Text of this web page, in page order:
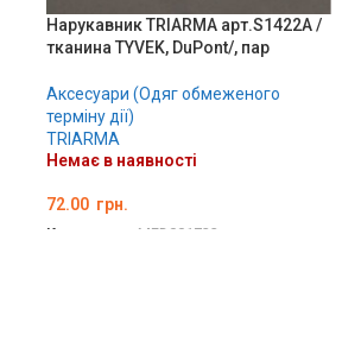
Нарукавник TRIARMA арт.S1422A /
тканина TYVEK, DuPont/, пар
Аксесуари (Одяг обмеженого
терміну дії)
TRIARMA
Немає в наявності
72.00 грн.
Код товару: MED001733